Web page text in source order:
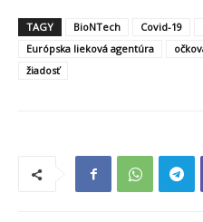
TAGY BioNTech Covid-19
Európska lieková agentúra
žiadosť